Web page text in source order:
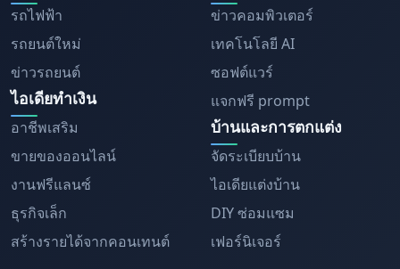
รถไฟฟ้า
รถยนต์ใหม่
ข่าวรถยนต์
ไอเดียทำเงิน
อาชีพเสริม
ขายของออนไลน์
งานฟรีแลนซ์
ธุรกิจเล็ก
สร้างรายได้จากคอนเทนต์
ข่าวคอมพิวเตอร์
เทคโนโลยี AI
ซอฟต์แวร์
แจกฟรี prompt
บ้านและการตกแต่ง
จัดระเบียบบ้าน
ไอเดียแต่งบ้าน
DIY ซ่อมแซม
เฟอร์นิเจอร์